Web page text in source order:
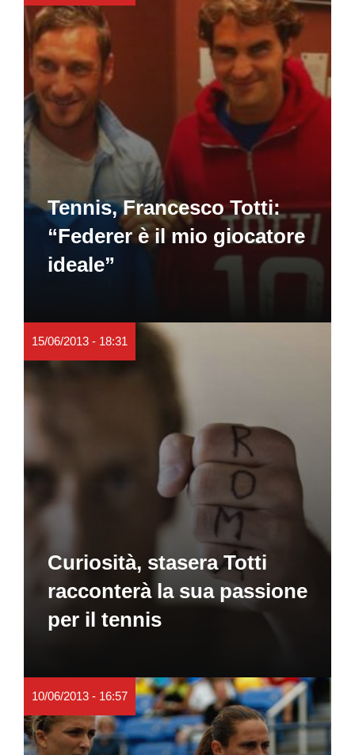
Tennis, Francesco Totti:
“Federer è il mio giocatore
ideale”
15/06/2013 - 18:31
Curiosità, stasera Totti
racconterà la sua passione
per il tennis
10/06/2013 - 16:57